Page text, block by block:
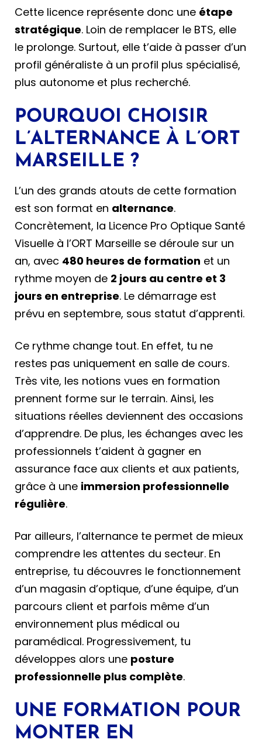
Cette licence représente donc une étape
stratégique. Loin de remplacer le BTS, elle
le prolonge. Surtout, elle t’aide à passer d’un
profil généraliste à un profil plus spécialisé,
plus autonome et plus recherché.
POURQUOI CHOISIR
L’ALTERNANCE À L’ORT
MARSEILLE ?
L’un des grands atouts de cette formation
est son format en alternance.
Concrètement, la Licence Pro Optique Santé
Visuelle à l’ORT Marseille se déroule sur un
an, avec 480 heures de formation et un
rythme moyen de 2 jours au centre et 3
jours en entreprise. Le démarrage est
prévu en septembre, sous statut d’apprenti.
Ce rythme change tout. En effet, tu ne
restes pas uniquement en salle de cours.
Très vite, les notions vues en formation
prennent forme sur le terrain. Ainsi, les
situations réelles deviennent des occasions
d’apprendre. De plus, les échanges avec les
professionnels t’aident à gagner en
assurance face aux clients et aux patients,
grâce à une immersion professionnelle
régulière.
Par ailleurs, l’alternance te permet de mieux
comprendre les attentes du secteur. En
entreprise, tu découvres le fonctionnement
d’un magasin d’optique, d’une équipe, d’un
parcours client et parfois même d’un
environnement plus médical ou
paramédical. Progressivement, tu
développes alors une posture
professionnelle plus complète.
UNE FORMATION POUR
MONTER EN